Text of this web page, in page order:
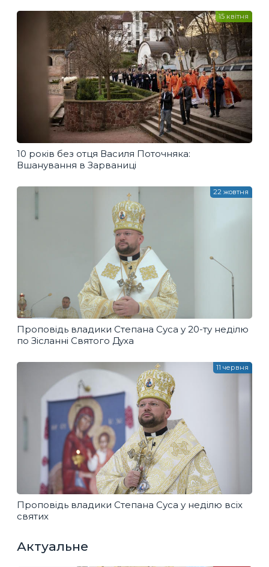
10 років без отця Василя Поточняка:
Вшанування в Зарваниці
15 квітня
Проповідь владики Степана Суса у 20-ту неділю
по Зісланні Святого Духа
22 жовтня
Проповідь владики Степана Суса у неділю всіх
святих
11 червня
Актуальне